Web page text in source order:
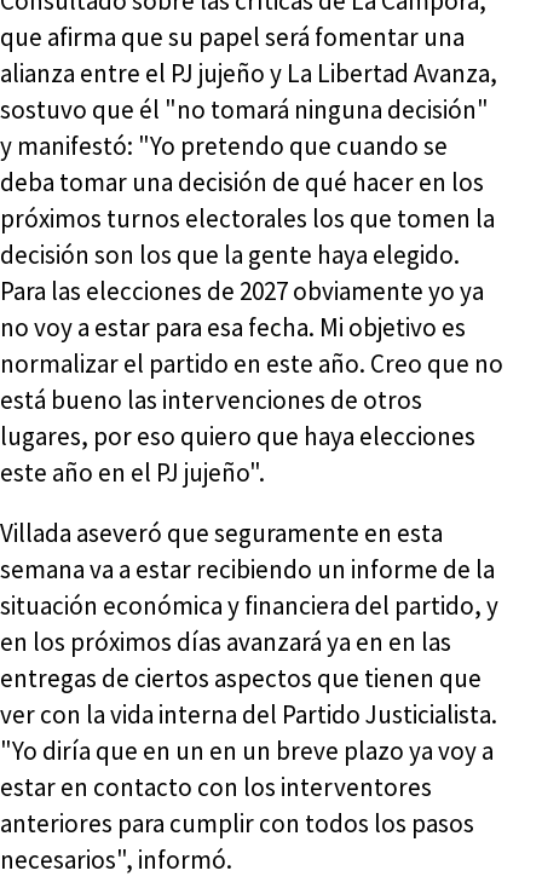
que afirma que su papel será fomentar una
alianza entre el PJ jujeño y La Libertad Avanza,
sostuvo que él "no tomará ninguna decisión"
y manifestó: "Yo pretendo que cuando se
deba tomar una decisión de qué hacer en los
próximos turnos electorales los que tomen la
decisión son los que la gente haya elegido.
Para las elecciones de 2027 obviamente yo ya
no voy a estar para esa fecha. Mi objetivo es
normalizar el partido en este año. Creo que no
está bueno las intervenciones de otros
lugares, por eso quiero que haya elecciones
este año en el PJ jujeño".
Villada aseveró que seguramente en esta
semana va a estar recibiendo un informe de la
situación económica y financiera del partido, y
en los próximos días avanzará ya en en las
entregas de ciertos aspectos que tienen que
ver con la vida interna del Partido Justicialista.
"Yo diría que en un en un breve plazo ya voy a
estar en contacto con los interventores
anteriores para cumplir con todos los pasos
necesarios", informó.